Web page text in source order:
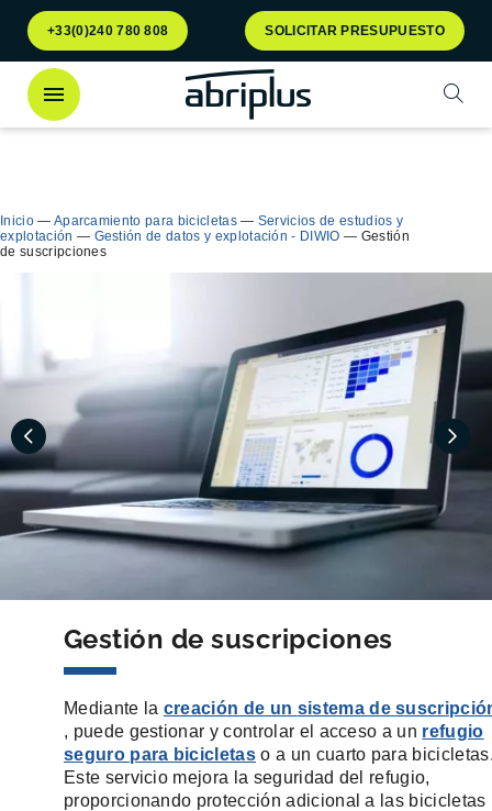
Ir al
menú
Ir al
contenido
+33(0)240 780 808 SOLICITAR PRESUPUESTO
Abrir
Inicio— Aparcamiento para bicicletas— Servicios de estudios y
explotación — Gestión de datos y explotación - DIWIO — Gestión
de suscripciones
Gestión de suscripciones
Mediante la creación de un sistema de
, puede gestionar y controlar el acceso a un refugio
seguro para bicicletas o a un cuarto para
Este servicio mejora la seguridad del refugio,
proporcionando protección adicional a las bicicletas